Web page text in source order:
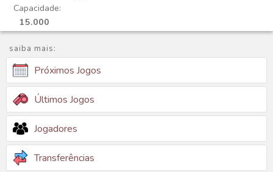
Capacidade:
15.000
saiba mais:
Próximos Jogos
Últimos Jogos
Jogadores
Transferências